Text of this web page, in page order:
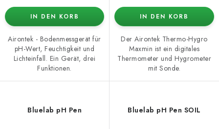
IN DEN KORB
Airontek - Bodenmessgerät für
pH-Wert, Feuchtigkeit und
Lichteinfall. Ein Gerät, drei
Funktionen.
IN DEN KORB
Der Airontek Thermo-Hygro
Maxmin ist ein digitales
Thermometer und Hygrometer
mit Sonde.
Bluelab pH Pen Bluelab pH Pen SOIL